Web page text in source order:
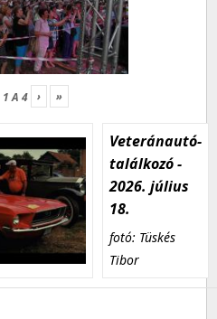
1A 4 › »
Veteránautó-
találkozó -
2026. július
18.
fotó: Tüskés
Tibor